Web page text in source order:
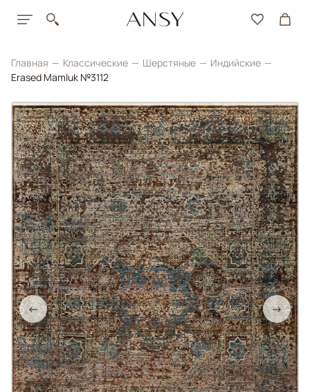
Главная Классические Шерстяные
Индийские
Erased Mamluk №3112
← →